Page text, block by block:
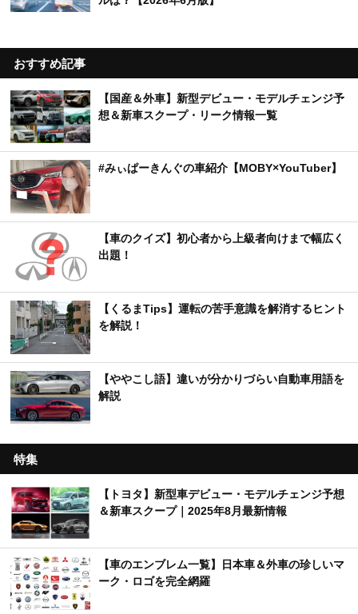
おすすめ記事
【国産＆外車】新型デビュー・モデルチェンジ予
想＆新車スクープ・リーク情報一覧
#みぃぱーきんぐの車紹介【MOBY×YouTuber】
【車のクイズ】初心者から上級者向けまで幅広く
出題！
【くるまTips】運転の苦手意識を解消するヒント
を解説！
【ややこし語】違いが分かりづらい自動車用語を
解説
特集
【トヨタ】新型車デビュー・モデルチェンジ予想
＆新車スクープ｜2025年8月最新情報
【車のエンブレム一覧】日本車＆外車の珍しいマ
ーク・ロゴを完全網羅